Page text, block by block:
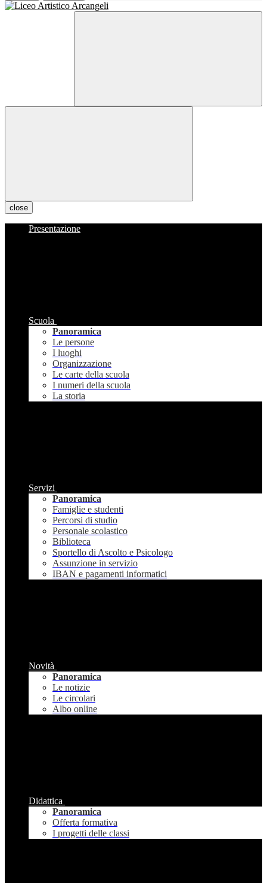
close
Presentazione
Scuola
Panoramica
Le persone
I luoghi
Organizzazione
Le carte della scuola
I numeri della scuola
La storia
Servizi
Panoramica
Famiglie e studenti
Percorsi di studio
Personale scolastico
Biblioteca
Sportello di Ascolto e Psicologo
Assunzione in servizio
IBAN e pagamenti informatici
Novità
Panoramica
Le notizie
Le circolari
Albo online
Didattica
Panoramica
Offerta formativa
I progetti delle classi